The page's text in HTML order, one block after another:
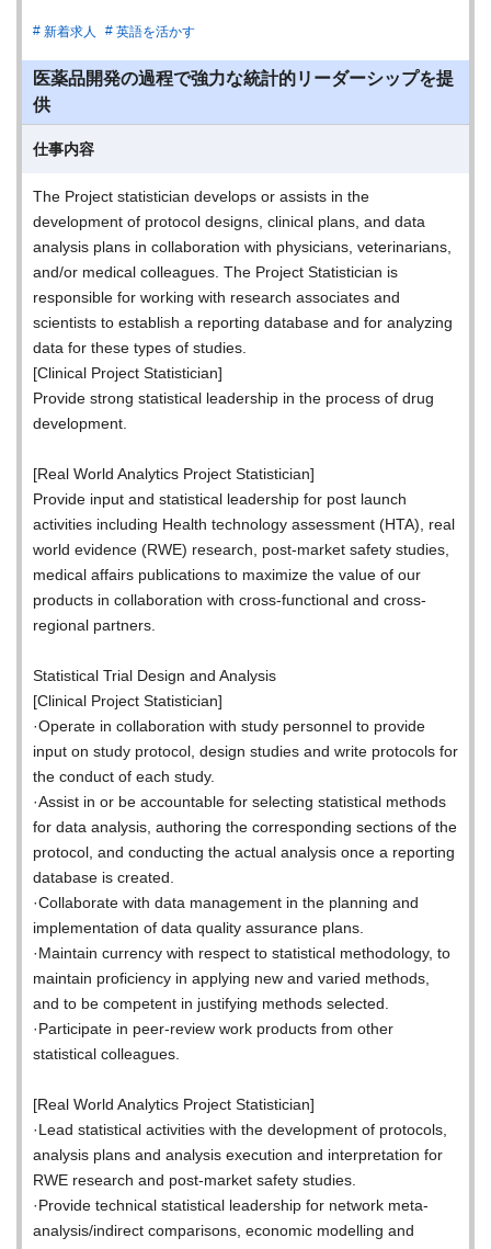
新着求人 英語を活かす
医薬品開発の過程で強力な統計的リーダーシップを提
供
仕事内容
The Project statistician develops or assists in the
development of protocol designs, clinical plans, and data
analysis plans in collaboration with physicians, veterinarians,
and/or medical colleagues. The Project Statistician is
responsible for working with research associates and
scientists to establish a reporting database and for analyzing
data for these types of studies.
[Clinical Project Statistician]
Provide strong statistical leadership in the process of drug
development.
[Real World Analytics Project Statistician]
Provide input and statistical leadership for post launch
activities including Health technology assessment (HTA), real
world evidence (RWE) research, post-market safety studies,
medical affairs publications to maximize the value of our
products in collaboration with cross-functional and cross-
regional partners.
Statistical Trial Design and Analysis
[Clinical Project Statistician]
·Operate in collaboration with study personnel to provide
input on study protocol, design studies and write protocols for
the conduct of each study.
·Assist in or be accountable for selecting statistical methods
for data analysis, authoring the corresponding sections of the
protocol, and conducting the actual analysis once a reporting
database is created.
·Collaborate with data management in the planning and
implementation of data quality assurance plans.
·Maintain currency with respect to statistical methodology, to
maintain proficiency in applying new and varied methods,
and to be competent in justifying methods selected.
·Participate in peer-review work products from other
statistical colleagues.
[Real World Analytics Project Statistician]
·Lead statistical activities with the development of protocols,
analysis plans and analysis execution and interpretation for
RWE research and post-market safety studies.
·Provide technical statistical leadership for network meta-
analysis/indirect comparisons, economic modelling and